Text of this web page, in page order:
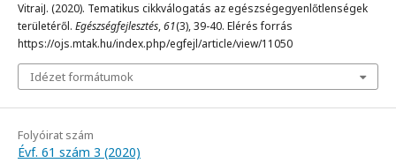
VitraiJ. (2020). Tematikus cikkválogatás az egészségegyenlőtlenségek
területéről. Egészségfejlesztés,61(3), 39-40. Elérés forrás
https://ojs.mtak.hu/index.php/egfejl/article/view/11050
Idézet formátumok
Folyóirat szám
Évf. 61 szám 3 (2020)